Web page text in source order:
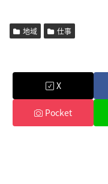
地域 仕事
X
Pocket